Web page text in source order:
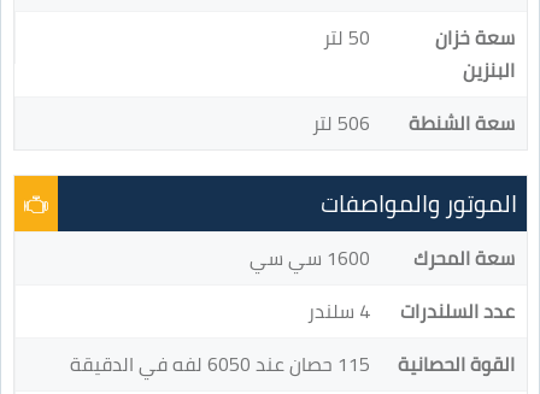
سعة خزان
البنزين
50 لتر
سعة الشنطة 506 لتر
الموتور والمواصفات
سعة المحرك
1600 سي سي
عدد السلندرات
4 سلندر
القوة الحصانية
115 حصان عند 6050 لفه في الدقيقة